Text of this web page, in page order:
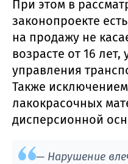
При этом в
законопроекте
на продажу не
возрасте от 16
управления
Также
лакокрасочных
дисперсионной
— Нарушение